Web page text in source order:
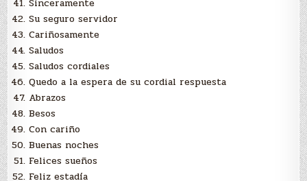
Sinceramente
Su seguro servidor
Cariñosamente
Saludos
Saludos cordiales
Quedo a la espera de su cordial respuesta
Abrazos
Besos
Con cariño
Buenas noches
Felices sueños
Feliz estadía